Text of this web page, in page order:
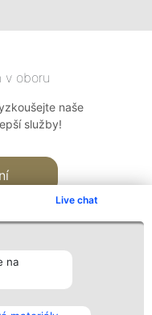
Live chat
na
v oboru
naše
služby!
Kontakt